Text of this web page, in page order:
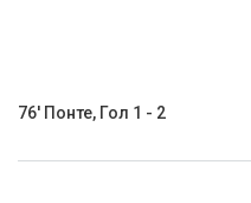
76' Понте, Гол 1 - 2